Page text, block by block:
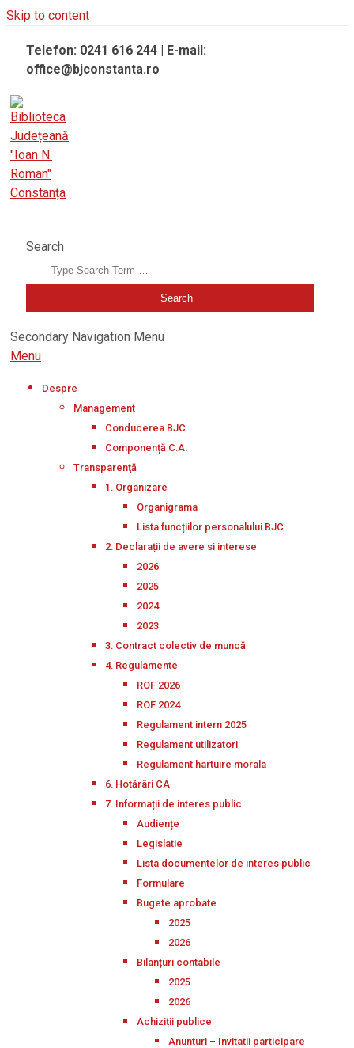
Skip to content
Telefon: 0241 616 244 | E-mail:
office@bjconstanta.ro
Search
Secondary Navigation Menu
Menu
Despre
Management
Conducerea BJC
Componență C.A.
Transparenţă
1. Organizare
Organigrama
Lista funcțiilor personalului BJC
2. Declarații de avere si interese
2026
2025
2024
2023
3. Contract colectiv de muncă
4. Regulamente
ROF 2026
ROF 2024
Regulament intern 2025
Regulament utilizatori
Regulament hartuire morala
6. Hotărâri CA
7. Informații de interes public
Audiențe
Legislatie
Lista documentelor de interes public
Formulare
Bugete aprobate
2025
2026
Bilanțuri contabile
2025
2026
Achiziții publice
Anunturi – Invitatii participare